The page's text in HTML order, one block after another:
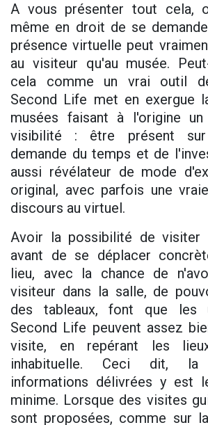
A vous présenter tout cela,
même en droit de se
présence virtuelle peut
au visiteur qu'au musée.
cela comme un vrai outil
Second Life met en exergue
musées faisant à l'origine
visibilité : être présent
demande du temps et de
aussi révélateur de mode
original, avec parfois une
discours au virtuel.
Avoir la possibilité de visiter
avant de se déplacer
lieu, avec la chance de
visiteur dans la salle, de
des tableaux, font que les
Second Life peuvent assez
visite, en repérant les
inhabituelle. Ceci dit,
informations délivrées y est
minime. Lorsque des visites
sont proposées, comme sur